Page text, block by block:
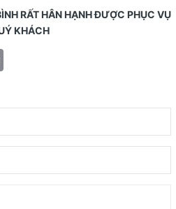
RẤT HÂN HẠNH ĐƯỢC PHỤC VỤ
KHÁCH